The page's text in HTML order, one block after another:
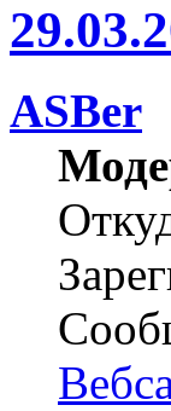
ASBer